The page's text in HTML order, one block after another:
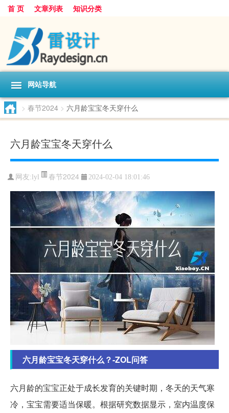
首 页 文章列表 知识分类
网站导航
> 春节2024 > 六月龄宝宝冬天穿什么
六月龄宝宝冬天穿什么
网友: lyl 春节2024 2024-02-04 18:01:46
六月龄宝宝冬天穿什么？-ZOL问答
六月龄的宝宝正处于成长发育的关键时期，冬天的天气寒
冷，宝宝需要适当保暖。根据研究数据显示，室内温度保